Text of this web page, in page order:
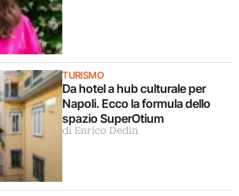
TURISMO
Da hotel a hub culturale per
Napoli. Ecco la formula dello
spazio SuperOtium
di Enrico Dedin